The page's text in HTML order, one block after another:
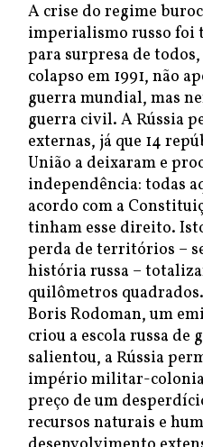
A crise do regime
imperialismo russo foi
para surpresa de
colapso em 1991, não
guerra mundial, mas
guerra civil. A Rússia
externas, já que 14
União a deixaram e
independência: todas
acordo com a
tinham esse direito.
perda de territórios –
história russa –
quilômetros
Boris Rodoman, um
criou a escola russa de
salientou, a Rússia
império militar-
preço de um
recursos naturais e